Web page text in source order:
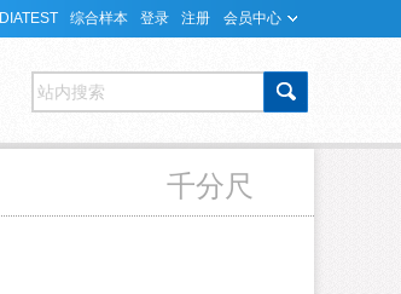
DIATEST 综合样本 登录 注册 会员中心
站内搜索
千分尺